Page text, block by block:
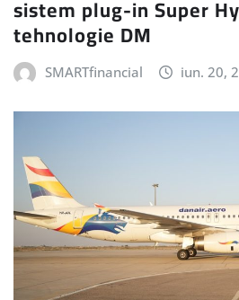
sistem plug-in Super
tehnologie DM
SMARTfinancial iun. 20,